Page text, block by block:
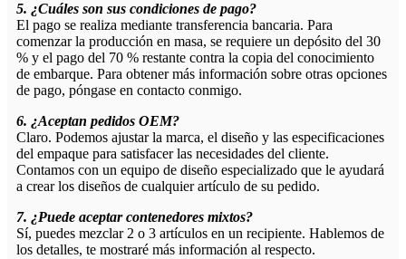
5. ¿Cuáles son sus condiciones de pago?
El pago se realiza mediante transferencia bancaria. Para
comenzar la producción en masa, se requiere un depósito del 30
% y el pago del 70 % restante contra la copia del conocimiento
de embarque. Para obtener más información sobre otras opciones
de pago, póngase en contacto conmigo.
6. ¿Aceptan pedidos OEM?
Claro. Podemos ajustar la marca, el diseño y las especificaciones
del empaque para satisfacer las necesidades del cliente.
Contamos con un equipo de diseño especializado que le ayudará
a crear los diseños de cualquier artículo de su pedido.
7. ¿Puede aceptar contenedores mixtos?
Sí, puedes mezclar 2 o 3 artículos en un recipiente. Hablemos de
los detalles, te mostraré más información al respecto.